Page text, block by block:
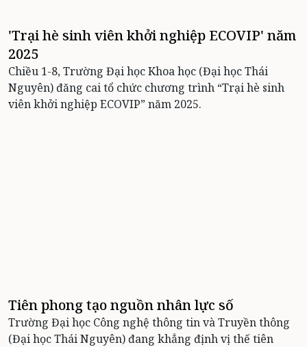
'Trại hè sinh viên khởi nghiệp ECOVIP' năm
2025
Chiều 1-8, Trường Đại học Khoa học (Đại học Thái
Nguyên) đăng cai tổ chức chương trình “Trại hè sinh
viên khởi nghiệp ECOVIP” năm 2025.
Tiên phong tạo nguồn nhân lực số
Trường Đại học Công nghệ thông tin và Truyền thông
(Đại học Thái Nguyên) đang khẳng định vị thế tiên